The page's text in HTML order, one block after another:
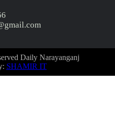
Daily Narayanganj
SHAMIR IT